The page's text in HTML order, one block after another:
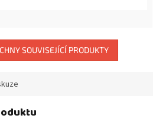
SOUVISEJÍCÍ PRODUKTY